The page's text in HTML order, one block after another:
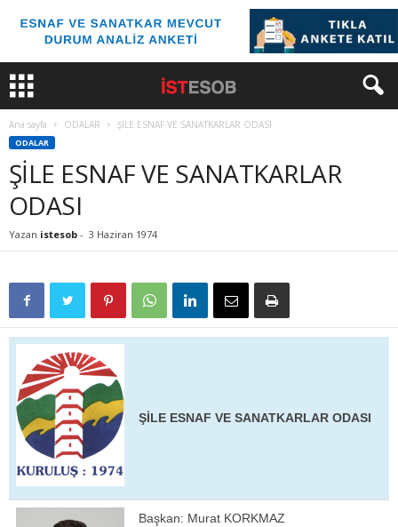
Ana sayfa ODALAR ŞİLE ESNAF VE SANATKARLAR ODASI
ODALAR
ŞİLE ESNAF VE SANATKARLAR
ODASI
Yazan istesob - 3 Haziran 1974
ŞİLE ESNAF VE SANATKARLAR ODASI
Başkan: Murat KORKMAZ